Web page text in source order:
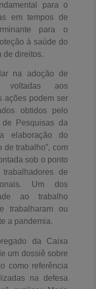
para o
em tempos de
para o
à saúde do
de direitos.
na adoção de
voltadas aos
ações podem ser
obtidos pelo
Pesquisas da
elaboração do
de trabalho”, com
sob o ponto
de
Um dos
ao trabalho
trabalharam ou
a pandemia.
da Caixa
um dossiê sobre
como referência
na defesa